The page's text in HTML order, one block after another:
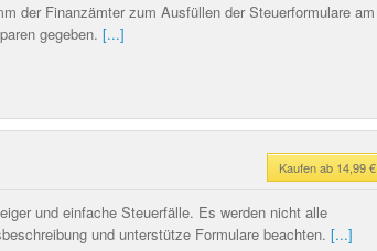
der Finanzämter zum Ausfüllen der Steuerformulare am
gegeben. [...]
Kaufen ab 14,99 €
und einfache Steuerfälle. Es werden nicht alle
und unterstütze Formulare beachten. [...]